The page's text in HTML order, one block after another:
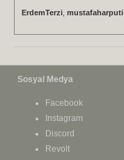
ErdemTerzi mustafaharputi
Sosyal Medya
Facebook
Instagram
Discord
Revolt